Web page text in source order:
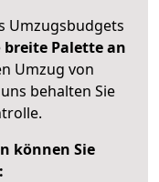
Umzugsbudgets
breite Palette an
Umzug von
behalten Sie
können Sie